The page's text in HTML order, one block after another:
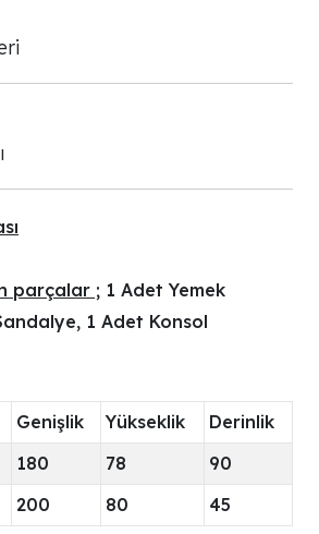
parçalar ; 1 Adet Yemek
1 Adet Konsol
Genişlik
Yükseklik
Derinlik
180 78
90
200 80 45